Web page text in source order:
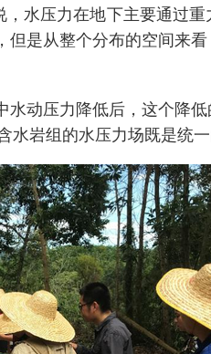
水压力在地下主要通过
是从整个分布的空间来
动压力降低后，这个降
岩组的水压力场既是统